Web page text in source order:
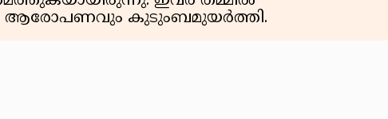
ആരോപണവും കുടുംബമുയർത്തി.